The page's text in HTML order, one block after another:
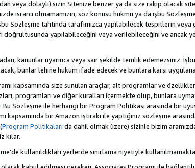
veya dolaylı) sizin Sitenize benzer ya da size rakip olacak
ısrarcı olmamamızın, söz konusu hükmü ya da işbu
Sözleşme tahtında tarafımızca yapılabilecek tespitlerin
doğrultusunda yapılabileceğini veya verilebileceğini ve ancak
kanunlar uyarınca veya sair şekilde temlik edemezsiniz.
bunlar lehine hüküm ifade edecek ve bunlara karşı
kapsamında size sunulan araçlar, alt programlar ve
programları ve diğer kuralları içermekte olup, bunlara
Sözleşme ile herhangi bir Program Politikası arasında bir
kapsamında bir Amazon iştiraki ile yaptığınız sözleşme
Program Politikaları da dahil olmak üzere) sizinle bizim
kılar.
kullanıldıkları yerlerde sınırlama niyetiyle